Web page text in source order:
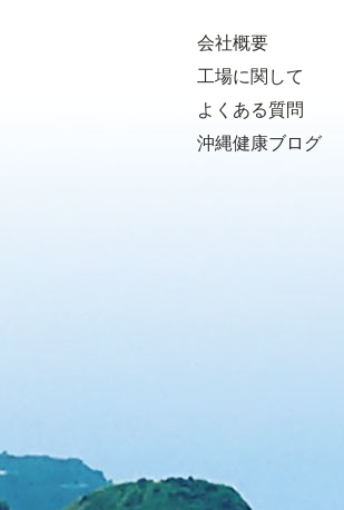
会社概要
工場に関して
よくある質問
沖縄健康ブログ